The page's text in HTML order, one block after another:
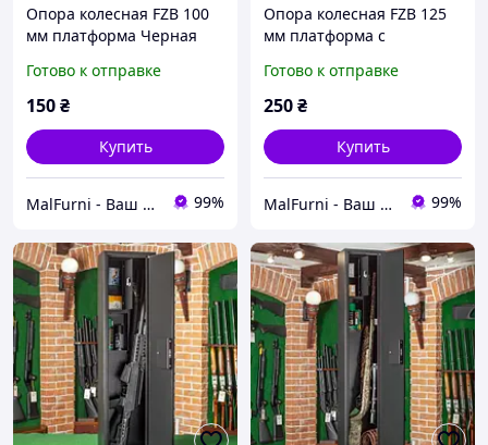
Опора колесная FZB 100
мм платформа Черная
Готово к отправке
150₴
Купить
MalFurni - Ваш надійний партнер з меблевої та дверної фурнітури 99%
Опора колесная FZB 125
мм платформа с
Готово к отправке
250₴
Купить
MalFurni - Ваш надійний партнер з меблевої та дверної фурнітури 99%